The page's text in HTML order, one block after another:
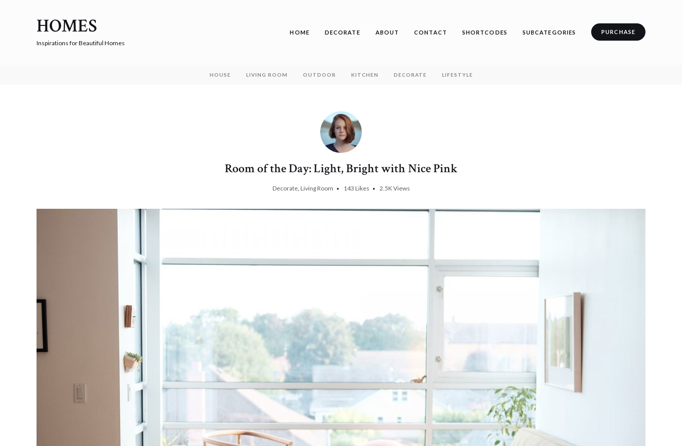
HOMES
Inspirations for Beautiful Homes
HOME DECORATE ABOUT CONTACT SHORTCODES SUBCATEGORIES PURCHASE
HOUSE LIVING ROOM OUTDOOR KITCHEN DECORATE LIFESTYLE
Nina
Young
Room of the Day: Light, Bright with Nice Pink
Decorate, Living Room 143 Likes 2.5KViews